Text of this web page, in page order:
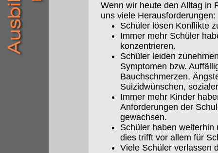
Wenn wir heute den Alltag in
uns viele Herausforderungen:
Schüler lösen Konflikte
Immer mehr Schüler
konzentrieren.
Schüler leiden
Symptomen bzw.
Bauchschmerzen,
Suizidwünschen,
Immer mehr Kinder
Anforderungen der
gewachsen.
Schüler haben
dies trifft vor allem für
Viele Schüler verlassen